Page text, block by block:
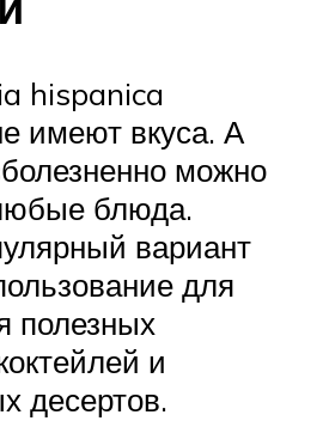
hispanica
имеют вкуса. А
можно
блюда.
вариант
для
полезных
и
десертов.